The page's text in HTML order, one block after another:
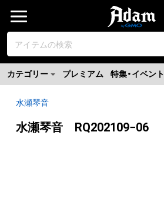
カテゴリー プレミアム 特集・イベント
水瀬琴音
水瀬琴音 RQ202109−06